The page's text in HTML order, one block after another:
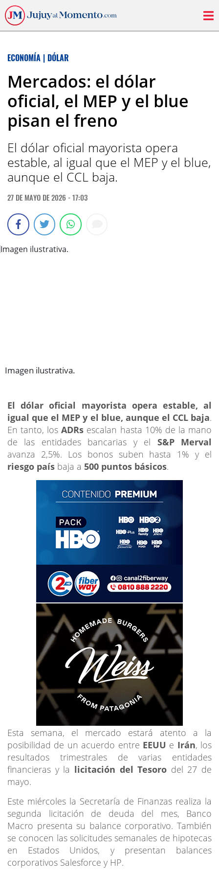
ECONOMÍA | DÓLAR
Mercados: el dólar
oficial, el MEP y el blue
pisan el freno
El dólar oficial mayorista opera
estable, al igual que el MEP y el blue,
aunque el CCL baja.
27 DE MAYO DE 2026 - 17:03
Imagen ilustrativa.
El dólar oficial mayorista opera estable, al
igual que el MEP y el blue, aunque el CCL baja.
En tanto, losADRs escalan hasta 10% de la mano
de las entidades bancarias y el S&P Merval
avanza 2,5%. Los bonos suben hasta 1% y el
riesgo país baja a 500 puntos básicos.
Esta semana, el mercado estará atento a la
posibilidad de un acuerdo entre EEUU e Irán, los
resultados trimestrales de varias entidades
financieras y la licitación del Tesoro del 27 de
mayo.
Este miércoles la Secretaría de Finanzas realiza la
segunda licitación de deuda del mes, Banco
Macro presenta su balance corporativo. También
se conocen las solicitudes semanales de hipotecas
en Estados Unidos, y presentan balances
corporativos Salesforce y HP.